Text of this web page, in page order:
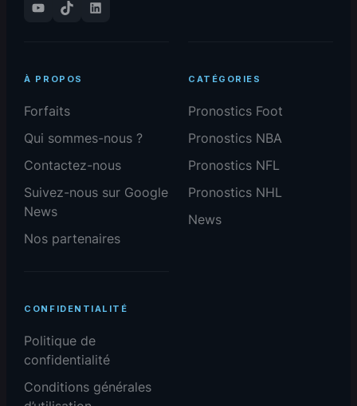
YouTube
TikTok LinkedIn
À PROPOS
Forfaits
Qui sommes-nous ?
Contactez-nous
Suivez-nous sur Google
News
Nos partenaires
CATÉGORIES
Pronostics Foot
Pronostics NBA
Pronostics NFL
Pronostics NHL
News
CONFIDENTIALITÉ
Politique de
confidentialité
Conditions générales